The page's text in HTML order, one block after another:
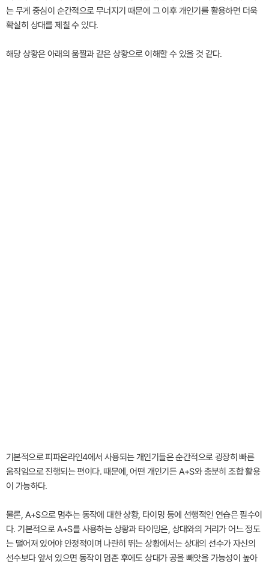
는 무게 중심이 순간적으로 무너지기 때문에 그 이후 개인기를 활용하면 더욱
확실히 상대를 제칠 수 있다.
해당 상황은 아래의 움짤과 같은 상황으로 이해할 수 있을 것 같다.
기본적으로 피파온라인4에서 사용되는 개인기들은 순간적으로 굉장히 빠른
움직임으로 진행되는 편이다. 때문에, 어떤 개인기든 A+S와 충분히 조합 활용
이 가능하다.
물론, A+S으로 멈추는 동작에 대한 상황, 타이밍 등에 선행적인 연습은 필수이
다. 기본적으로 A+S를 사용하는 상황과 타이밍은, 상대와의 거리가 어느 정도
는 떨어져 있어야 안정적이며 나란히 뛰는 상황에서는 상대의 선수가 자신의
선수보다 앞서 있으면 동작이 멈춘 후에도 상대가 공을 빼앗을 가능성이 높아